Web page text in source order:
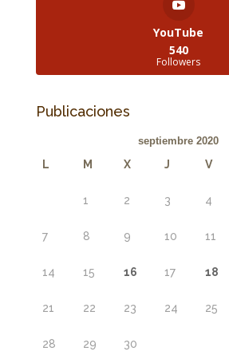
YouTube
540
Followers
Publicaciones
septiembre 2020
L M X J V
1 2 3 4
7 8 9 10 11
14 15 16 17 18
21 22 23 24 25
28 29 30